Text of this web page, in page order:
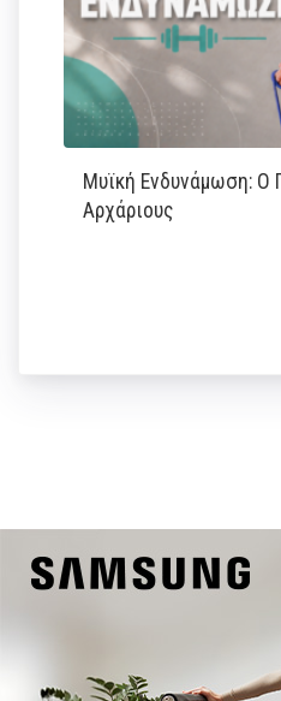
Μυϊκή Ενδυνάμωση: Ο
Αρχάριους